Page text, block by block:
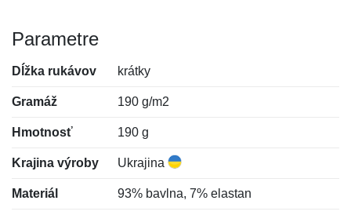
Parametre
Dĺžka rukávov krátky
Gramáž 190 g/m2
Hmotnosť 190 g
Krajina výroby Ukrajina
Materiál 93% bavlna, 7% elastan